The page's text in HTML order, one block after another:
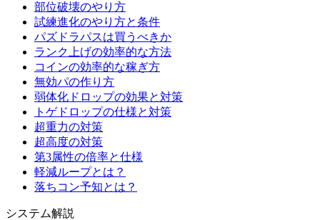
部位破壊のやり方
試練進化のやり方と条件
パズドラパスは買うべきか
ランク上げの効率的な方法
コインの効率的な稼ぎ方
無効パの作り方
弱体化ドロップの効果と対策
トゲドロップの仕様と対策
超重力の対策
超高度の対策
第3属性の倍率と仕様
軽減ループとは？
落ちコン予知とは？
システム解説